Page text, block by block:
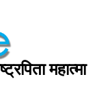
महात्मा